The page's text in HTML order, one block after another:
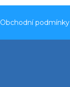
Obchodní podmínky